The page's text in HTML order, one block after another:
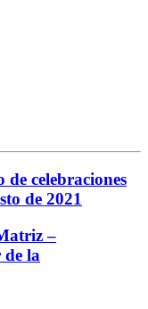
de celebraciones
de 2021
–
la